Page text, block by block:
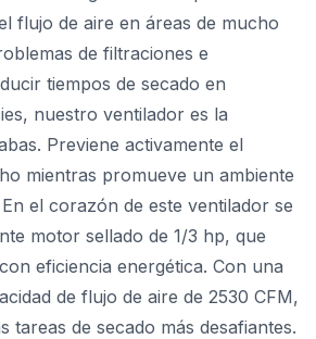
flujo de aire en áreas de mucho
de filtraciones e
tiempos de secado en
nuestro ventilador es la
Previene activamente el
mientras promueve un ambiente
el corazón de este ventilador se
motor sellado de 1/3 hp, que
eficiencia energética. Con una
de flujo de aire de 2530 CFM,
tareas de secado más desafiantes.